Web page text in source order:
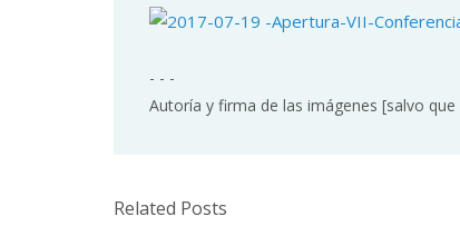
- - -
Autoría y firma de las imágenes [salvo
Related Posts